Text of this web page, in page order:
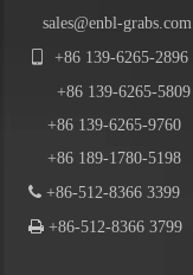
sales@enbl-grabs.com
+86 139-6265-2896
+86 139-6265-5809
+86 139-6265-9760
+86 189-1780-5198
 +86-512-8366 3399
 +86-512-8366 3799